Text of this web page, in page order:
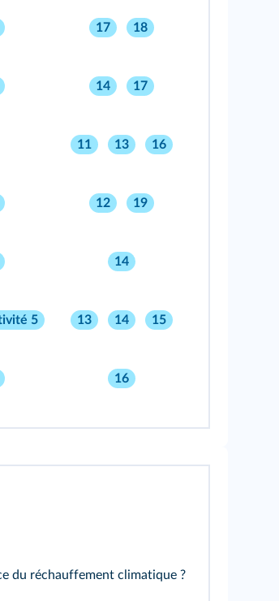
17 18
14 17
11 13 16
12 19
14
5 13 14 15
16
du réchauffement climatique ?